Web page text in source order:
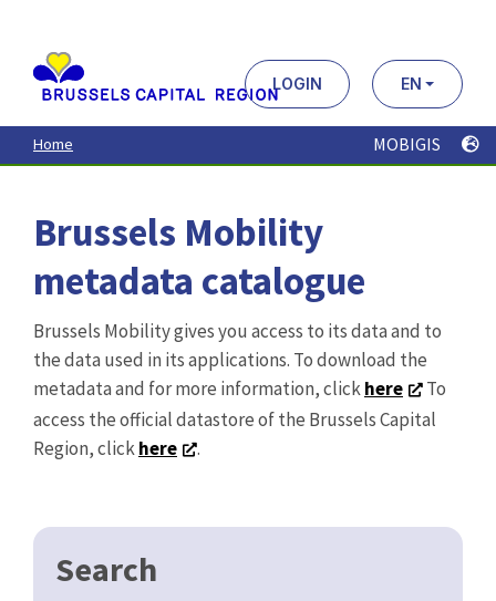
contenu
principal
LOGIN EN
Home MOBIGIS
Brussels Mobility
metadata catalogue
Brussels Mobility gives you access to its data and to
the data used in its applications. To download the
metadata and for more information, clickhere
To
access the official datastore of the Brussels Capital
Region, clickhere .
Search